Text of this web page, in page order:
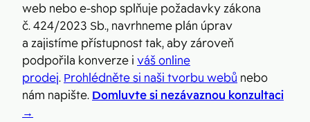
web nebo e-shop splňuje požadavky zákona
č. 424/2023 Sb., navrhneme plán úprav
a zajistíme přístupnost tak, aby zároveň
podpořila konverze i váš online
prodej. Prohlédněte si naši tvorbu webů nebo
nám napište. Domluvte si nezávaznou konzultaci
→